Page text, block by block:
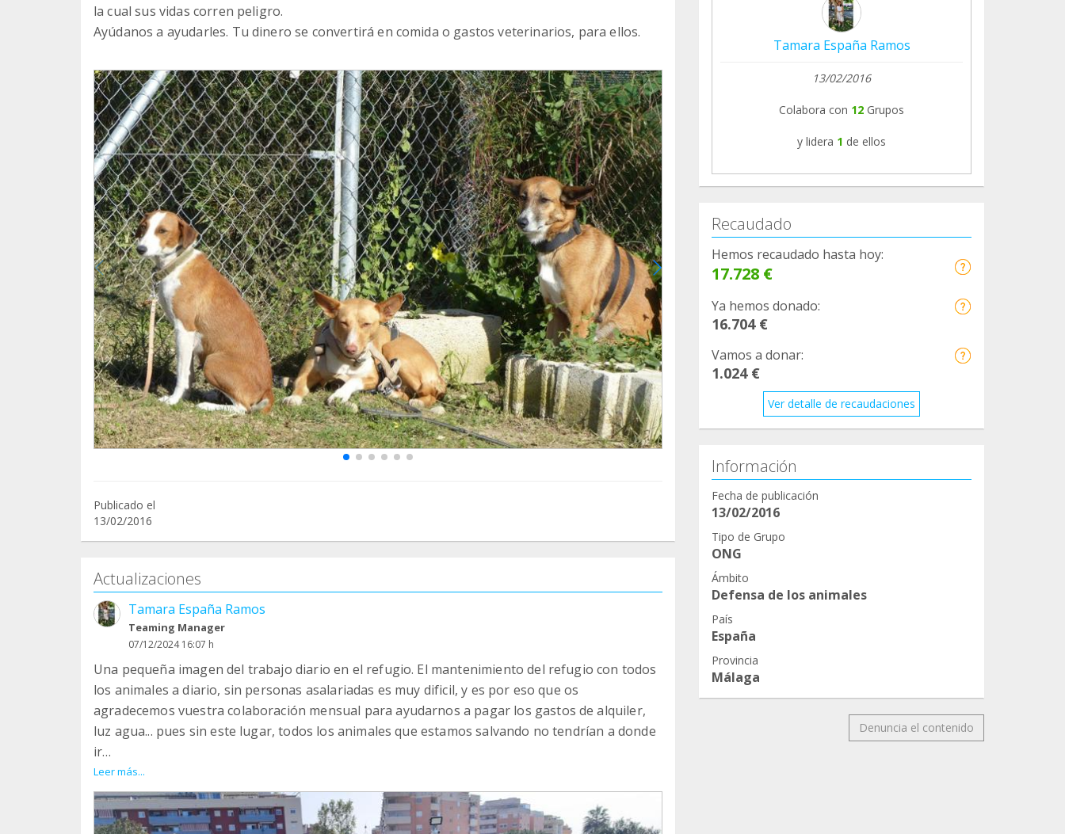
la cual sus vidas corren peligro.
Ayúdanos a ayudarles. Tu dinero se convertirá en comida o gastos veterinarios, para ellos.
Publicado el
13/02/2016
Actualizaciones
Tamara España Ramos
Teaming Manager
07/12/2024 16:07 h
Una pequeña imagen del trabajo diario en el refugio. El mantenimiento del refugio con todos
los animales a diario, sin personas asalariadas es muy dificil, y es por eso que os
agradecemos vuestra colaboración mensual para ayudarnos a pagar los gastos de alquiler,
luz agua... pues sin este lugar, todos los animales que estamos salvando no tendrían a donde
ir
Gracias!
Leer más...
Tamara España Ramos
13/02/2016
Colabora con 12 Grupos
y lidera 1 de ellos
Recaudado
Hemos recaudado hasta hoy:
17.728 €
Ya hemos donado:
16.704 €
Vamos a donar:
1.024 €
Ver detalle de recaudaciones
Información
Fecha de publicación
13/02/2016
Tipo de Grupo
ONG
Ámbito
Defensa de los animales
País
España
Provincia
Málaga
Denuncia el contenido